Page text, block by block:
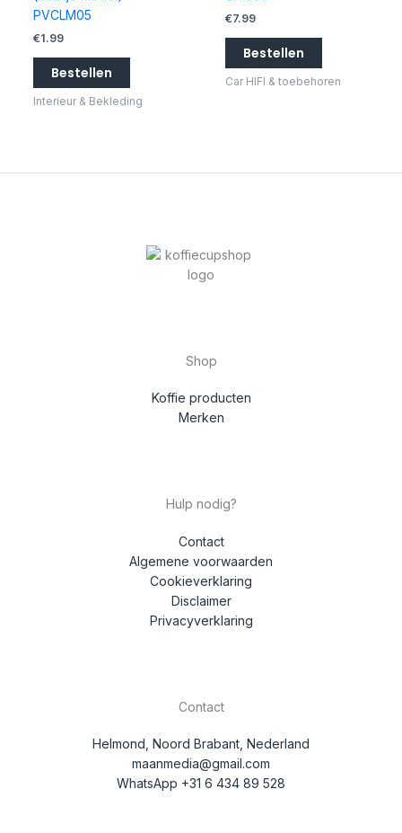
PVCLM05
€1.99
Bestellen
Interieur & Bekleding
€7.99
Bestellen
Car HIFI & toebehoren
Shop
Koffie producten
Merken
Hulp nodig?
Contact
Algemene voorwaarden
Cookieverklaring
Disclaimer
Privacyverklaring
Contact
Helmond, Noord Brabant, Nederland
maanmedia@gmail.com
WhatsApp +31 6 434 89 528